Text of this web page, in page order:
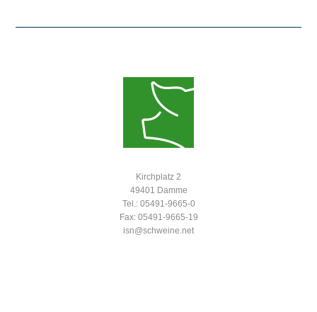
Kirchplatz 2
49401 Damme
Tel.: 05491-9665-0
Fax: 05491-9665-19
isn@schweine.net